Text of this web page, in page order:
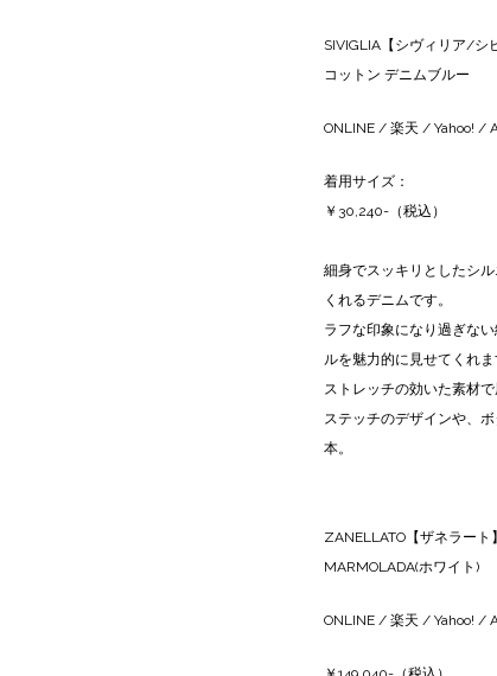
SIVIGLIA【シヴィリア/シ
コットン デニムブルー
ONLINE /楽天 /Yahoo! /
着用サイズ：
￥30,240-（税込）
細身でスッキリとしたシ
くれるデニムです。
ラフな印象になり過ぎな
ルを魅力的に見せてくれま
ストレッチの効いた素材
ステッチのデザインや、
本。
ZANELLATO【ザネラー
MARMOLADA(ホワイト)
ONLINE /楽天 /Yahoo! /